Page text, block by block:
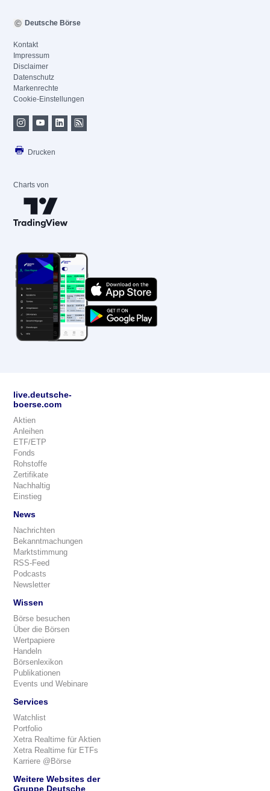
Deutsche Börse
Kontakt
Impressum
Disclaimer
Datenschutz
Markenrechte
Cookie-Einstellungen
Drucken
Charts von
live.deutsche-
boerse.com
Aktien
Anleihen
ETF/ETP
Fonds
Rohstoffe
Zertifikate
Nachhaltig
Einstieg
News
Nachrichten
Bekanntmachungen
Marktstimmung
RSS-Feed
Podcasts
Newsletter
Wissen
Börse besuchen
Über die Börsen
Wertpapiere
Handeln
Börsenlexikon
Publikationen
Events und Webinare
Services
Watchlist
Portfolio
Xetra Realtime für Aktien
Xetra Realtime für ETFs
Karriere @Börse
Weitere Websites der
Gruppe Deutsche